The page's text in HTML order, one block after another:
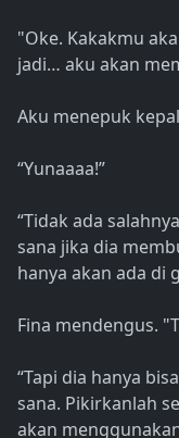
"Oke. Kakakmu
jadi… aku akan
Aku menepuk
“Yunaaaa!”
“Tidak ada
sana jika dia
hanya akan ada di
Fina mendengus.
“Tapi dia hanya
sana. Pikirkanlah
akan